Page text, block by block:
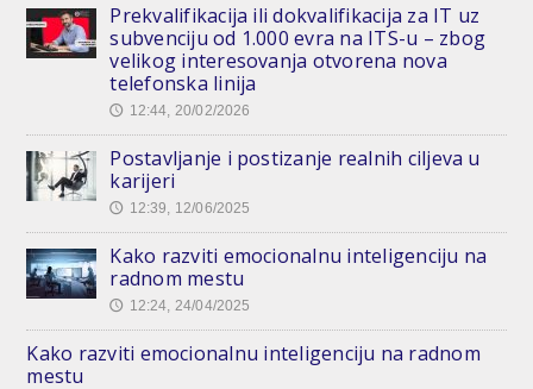
Prekvalifikacija ili dokvalifikacija za IT uz
subvenciju od 1.000 evra na ITS-u – zbog
velikog interesovanja otvorena nova
telefonska linija
🕔 12:44, 20/02/2026
Postavljanje i postizanje realnih ciljeva u
karijeri
🕔 12:39, 12/06/2025
Kako razviti emocionalnu inteligenciju na
radnom mestu
🕔 12:24, 24/04/2025
Kako razviti emocionalnu inteligenciju na radnom
mestu